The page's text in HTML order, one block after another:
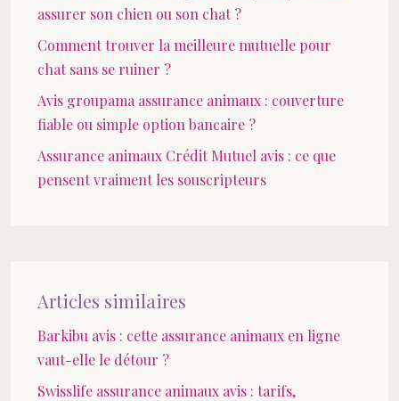
assurer son chien ou son chat ?
Comment trouver la meilleure mutuelle pour
chat sans se ruiner ?
Avis groupama assurance animaux : couverture
fiable ou simple option bancaire ?
Assurance animaux Crédit Mutuel avis : ce que
pensent vraiment les souscripteurs
Articles similaires
Barkibu avis : cette assurance animaux en ligne
vaut-elle le détour ?
Swisslife assurance animaux avis : tarifs,